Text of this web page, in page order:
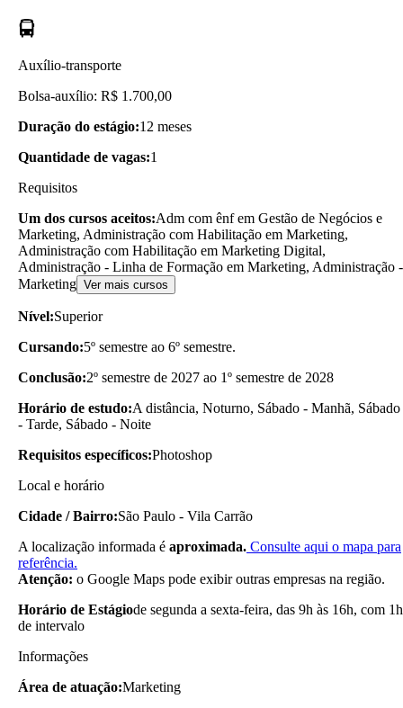
Auxílio-transporte
Bolsa-auxílio: R$ 1.700,00
Duração do estágio:12 meses
Quantidade de vagas:1
Requisitos
Um dos cursos aceitos:Adm com ênf em Gestão de Negócios e
Marketing, Administração com Habilitação em Marketing,
Administração com Habilitação em Marketing Digital,
Administração - Linha de Formação em Marketing, Administração -
Marketing Ver mais cursos
Nível:Superior
Cursando:5º semestre ao 6º semestre.
Conclusão:2º semestre de 2027 ao 1º semestre de 2028
Horário de estudo:A distância, Noturno, Sábado - Manhã, Sábado
- Tarde, Sábado - Noite
Requisitos específicos:Photoshop
Local e horário
Cidade / Bairro:São Paulo - Vila Carrão
A localização informada é aproximada. Consulte aqui o mapa para
referência.
Atenção: o Google Maps pode exibir outras empresas na região.
Horário de Estágiode segunda a sexta-feira, das 9h às 16h, com 1h
de intervalo
Informações
Área de atuação:Marketing